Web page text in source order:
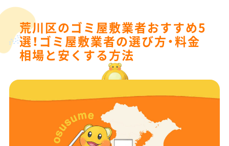
荒川区のゴミ屋敷業者おすすめ5
選！ゴミ屋敷業者の選び方・料金
相場と安くする方法